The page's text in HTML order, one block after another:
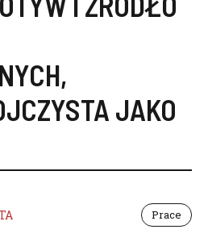
,
JAKO
Prace